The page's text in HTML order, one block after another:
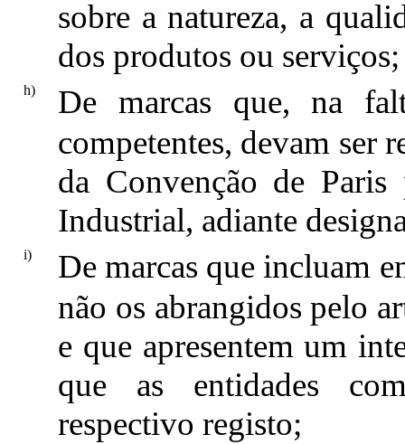
sobre a natureza, a
dos produtos ou serviços;
h)
De marcas que, na
competentes, devam ser
da Convenção de Paris
Industrial, adiante
i)
De marcas que incluam
não os abrangidos pelo
e que apresentem um
que as entidades
respectivo registo;